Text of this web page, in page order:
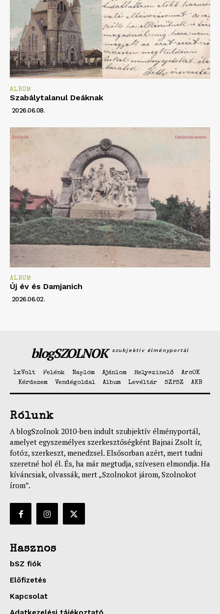
ALBUM
Szabálytalanul Deáknak
2026.06.08.
ALBUM
Új év és Damjanich
2026.06.02.
blogSZOLNOK szubjektív élményportál
1xVolt Felénk Naplóm Ajánlom Helyszínelő
ArcOK
Kérdezem
Vendégoldal Album Levéltár SZPSZ AKB
Rólunk
A blogSzolnok 2010-ben indult szubjektív élményportál,
amelyet egyszemélyes szerkesztőségként Bajnai Zsolt ír,
fotóz, szerkeszt, menedzsel. Elsősorban azért, mert tudni
szeretné hol él. És, ha már megtudja, szívesen elmondja. Ha
kíváncsiak, olvassák, mert „Szolnokot járom, Szolnokot
írom”.
Hasznos
bSZ fiók
Előfizetés
Kapcsolat